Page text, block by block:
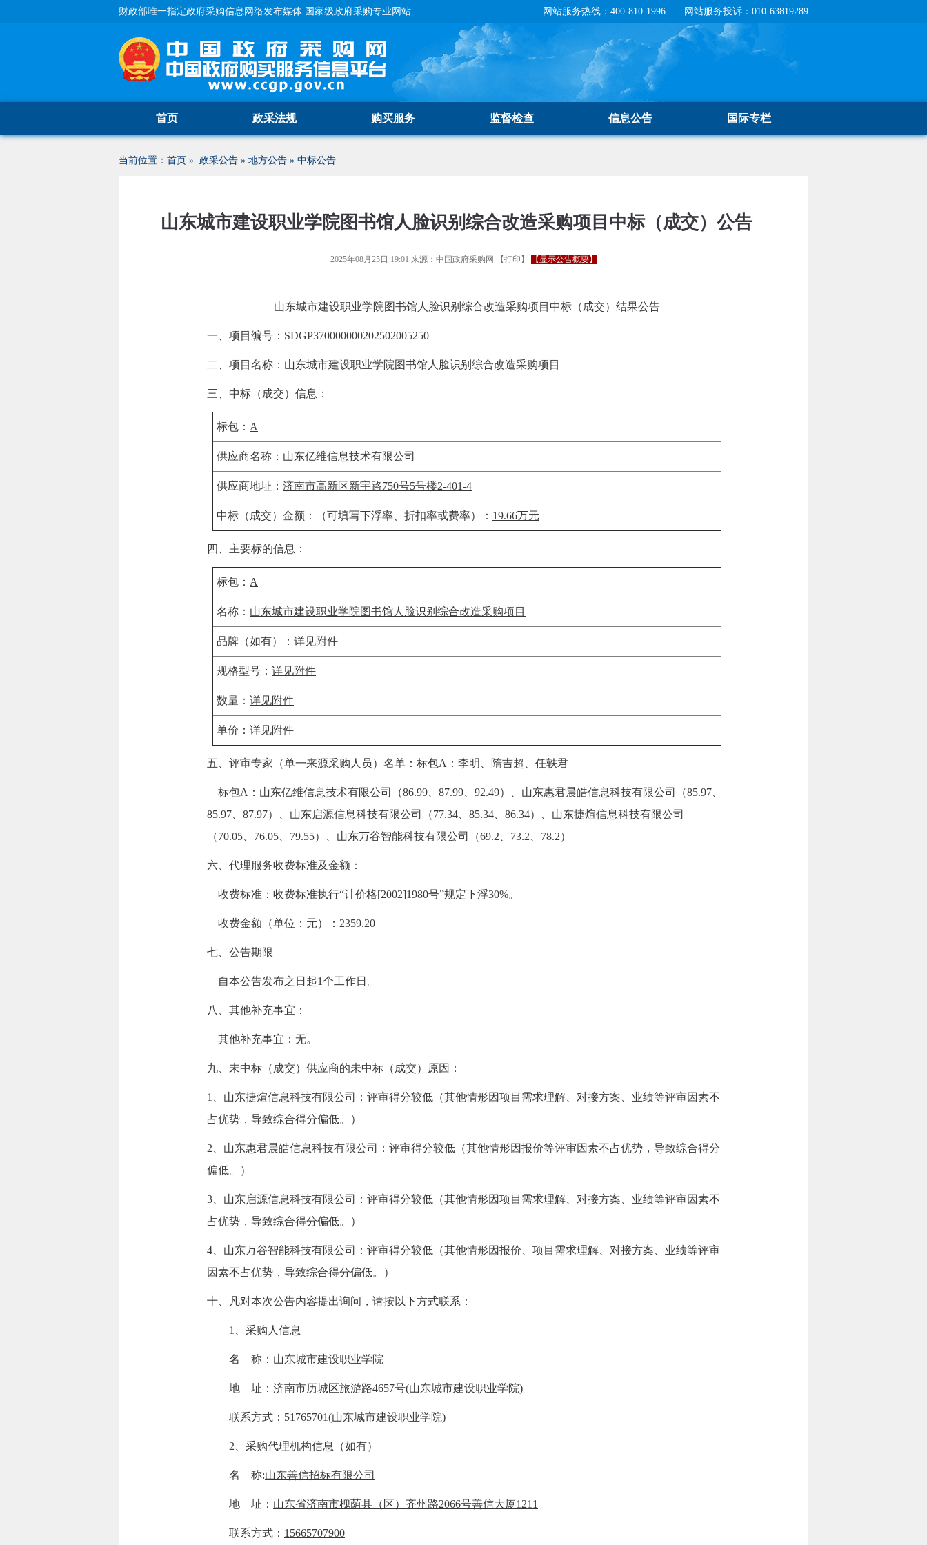
财政部唯一指定政府采购信息网络发布媒体 国家级政府采购专业网站 网站服务热线：400-810-1996 | 网站服务投诉：010-63819289
首页 政采法规 购买服务 监督检查 信息公告 国际专栏
当前位置： 首页 » 政采公告 » 地方公告 » 中标公告
山东城市建设职业学院图书馆人脸识别综合改造采购项目中标（成交）公告
2025年08月25日 19:01 来源： 中国政府采购网 【打印 】 【显示公告概要】
山东城市建设职业学院图书馆人脸识别综合改造采购项目中标（成交）结果公告
一、项目编号： SDGP370000000202502005250
二、项目名称： 山东城市建设职业学院图书馆人脸识别综合改造采购项目
三、中标（成交）信息：
标包： A
供应商名称： 山东亿维信息技术有限公司
供应商地址： 济南市高新区新宇路750号5号楼2-401-4
中标（成交）金额：（可填写下浮率、折扣率或费率）： 19.66万元
四、主要标的信息：
标包： A
名称： 山东城市建设职业学院图书馆人脸识别综合改造采购项目
品牌（如有）： 详见附件
规格型号： 详见附件
数量： 详见附件
单价： 详见附件
五、评审专家（单一来源采购人员）名单： 标包A：李明、隋吉超、任轶君
标包A：山东亿维信息技术有限公司（86.99、87.99、92.49）、山东惠君晨皓信息科技有限公司（85.97、
85.97、87.97）、山东启源信息科技有限公司（77.34、85.34、86.34）、山东捷煊信息科技有限公司
（70.05、76.05、79.55）、山东万谷智能科技有限公司（69.2、73.2、78.2）
六、代理服务收费标准及金额：
收费标准： 收费标准执行“计价格[2002]1980号”规定下浮30%。
收费金额（单位：元）： 2359.20
七、公告期限
自本公告发布之日起1个工作日。
八、其他补充事宜：
其他补充事宜： 无。
九、未中标（成交）供应商的未中标（成交）原因：
1、山东捷煊信息科技有限公司：评审得分较低（其他情形因项目需求理解、对接方案、业绩等评审因素不
占优势，导致综合得分偏低。）
2、山东惠君晨皓信息科技有限公司：评审得分较低（其他情形因报价等评审因素不占优势，导致综合得分
偏低。）
3、山东启源信息科技有限公司：评审得分较低（其他情形因项目需求理解、对接方案、业绩等评审因素不
占优势，导致综合得分偏低。）
4、山东万谷智能科技有限公司：评审得分较低（其他情形因报价、项目需求理解、对接方案、业绩等评审
因素不占优势，导致综合得分偏低。）
十、凡对本次公告内容提出询问，请按以下方式联系：
1、采购人信息
名 称： 山东城市建设职业学院
地 址： 济南市历城区旅游路4657号(山东城市建设职业学院)
联系方式： 51765701(山东城市建设职业学院)
2、采购代理机构信息（如有）
名 称:山东善信招标有限公司
地 址： 山东省济南市槐荫县（区）齐州路2066号善信大厦1211
联系方式： 15665707900